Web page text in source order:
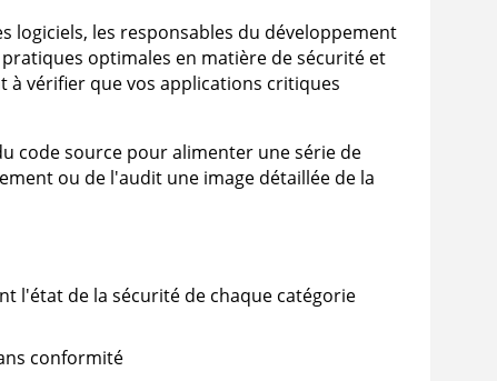
logiciels, les responsables du développement
optimales en matière de sécurité et
à vérifier que vos applications critiques
code source pour alimenter une série de
ou de l'audit une image détaillée de la
l'état de la sécurité de chaque catégorie
conformité